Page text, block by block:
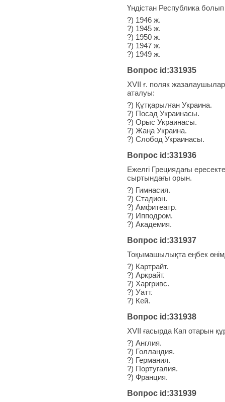
Үндістан Республика
?) 1946 ж.
?) 1945 ж.
?) 1950 ж.
?) 1947 ж.
?) 1949 ж.
Вопрос id:331935
XVII ғ. поляк
аталуы:
?) Құтқарылған Украина.
?) Посад Украинасы.
?) Орыс Украинасы.
?) Жаңа Украина.
?) Слобод Украинасы.
Вопрос id:331936
Ежелгі Грециядағы
сыртындағы орын.
?) Гимнасия.
?) Стадион.
?) Амфитеатр.
?) Ипподром.
?) Академия.
Вопрос id:331937
Тоқымашылықта еңбек
?) Картрайт.
?) Аркрайт.
?) Харгривс.
?) Уатт.
?) Кей.
Вопрос id:331938
XVІІ ғасырда Кап отарын
?) Англия.
?) Голландия.
?) Германия.
?) Португалия.
?) Франция.
Вопрос id:331939